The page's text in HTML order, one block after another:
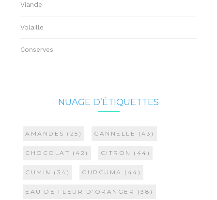
Viande
Volaille
Conserves
NUAGE D’ÉTIQUETTES
AMANDES (25) CANNELLE (43)
CHOCOLAT (42) CITRON (44)
CUMIN (34) CURCUMA (44)
EAU DE FLEUR D'ORANGER (38)